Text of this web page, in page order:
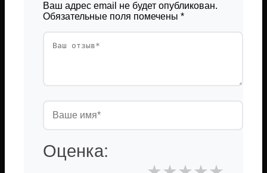
Ваш адрес email не будет опубликован.
Обязательные поля помечены *
Оценка: